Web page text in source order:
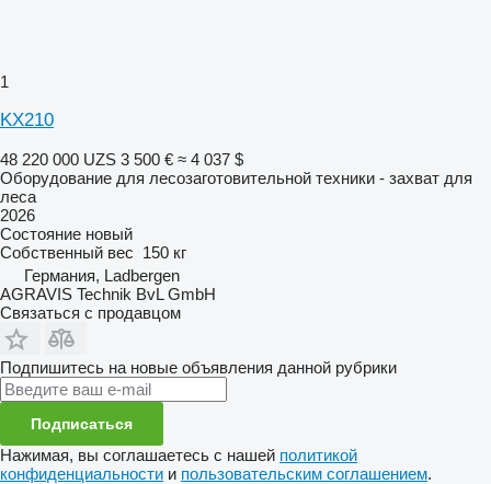
1
KX210
48 220 000 UZS 3 500 € ≈ 4 037 $
Оборудование для лесозаготовительной техники - захват для
леса
2026
Состояние новый
Собственный вес 150 кг
Германия, Ladbergen
AGRAVIS Technik BvL GmbH
Связаться с продавцом
Подпишитесь на новые объявления данной рубрики
Подписаться
Нажимая, вы соглашаетесь с нашей политикой
конфиденциальности и пользовательским соглашением.